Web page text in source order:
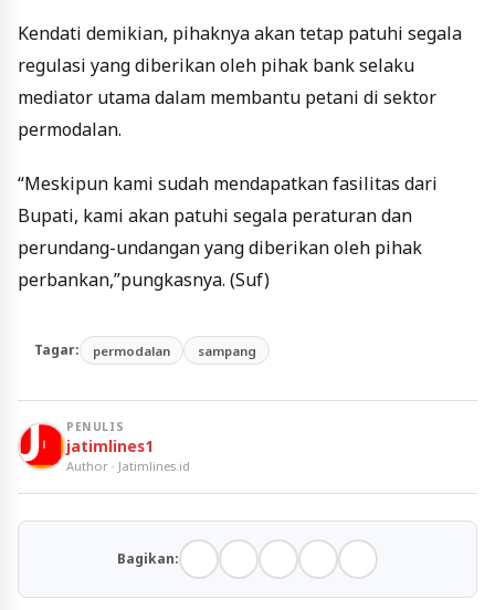
Kendati demikian, pihaknya akan tetap patuhi segala
regulasi yang diberikan oleh pihak bank selaku
mediator utama dalam membantu petani di sektor
permodalan.
“Meskipun kami sudah mendapatkan fasilitas dari
Bupati, kami akan patuhi segala peraturan dan
perundang-undangan yang diberikan oleh pihak
perbankan,”pungkasnya. (Suf)
Tagar: permodalan sampang
PENULIS
jatimlines1
Author · Jatimlines.id
Bagikan: